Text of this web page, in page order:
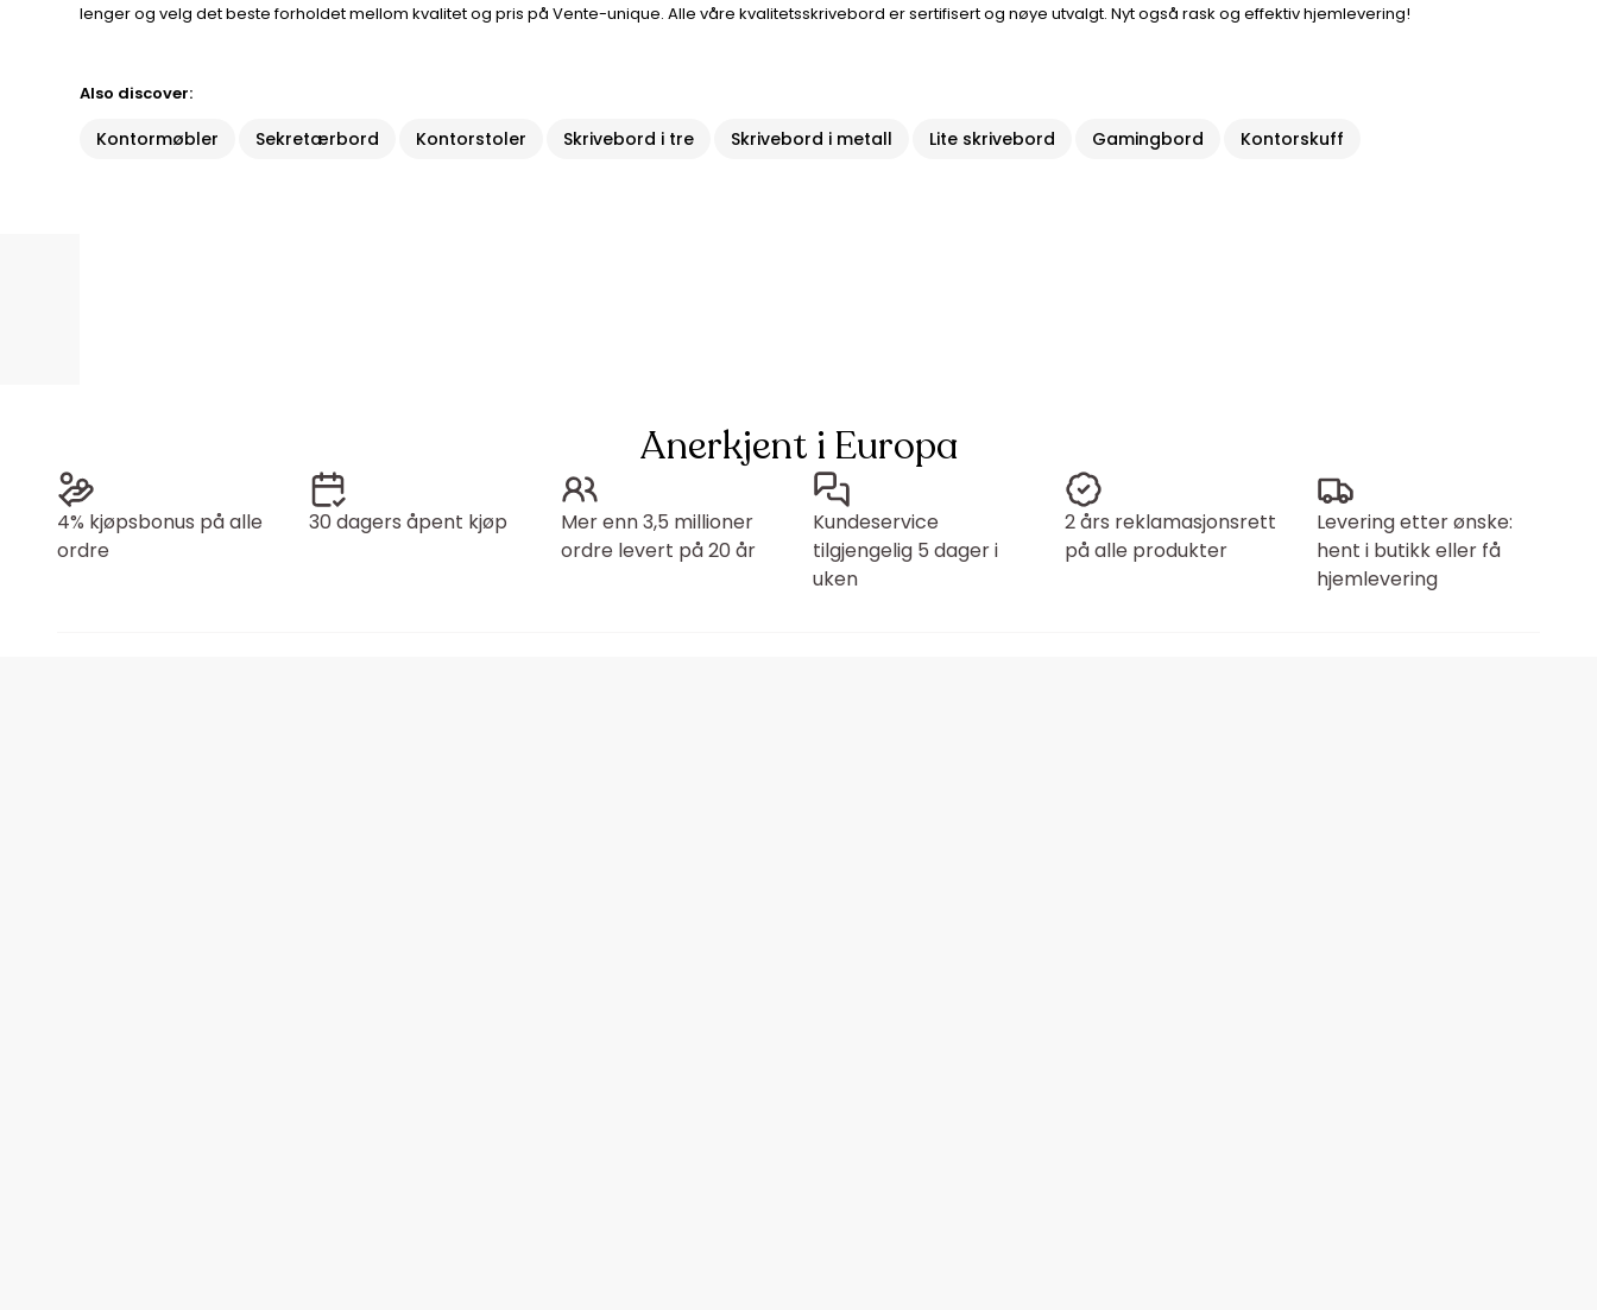
lenger og velg det beste forholdet mellom kvalitet og pris på Vente-unique. Alle våre kvalitetsskrivebord er sertifisert og nøye utvalgt. Nyt også rask og effektiv hjemlevering!
Also discover:
Kontormøbler Sekretærbord Kontorstoler Skrivebord i tre Skrivebord i metall Lite skrivebord Gamingbord Kontorskuff
Anerkjent i Europa
4% kjøpsbonus på alle
ordre
30 dagers åpent kjøp
Mer enn 3,5 millioner
ordre levert på 20 år
Kundeservice
tilgjengelig 5 dager i
uken
2 års reklamasjonsrett
på alle produkter
Levering etter ønske:
hent i butikk eller få
hjemlevering